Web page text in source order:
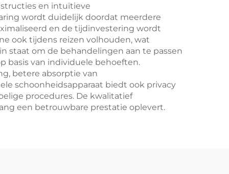
en intuïtieve
wordt duidelijk doordat meerdere
en de tijdinvestering wordt
ook tijdens reizen volhouden, wat
staat om de behandelingen aan te passen
basis van individuele behoeften.
betere absorptie van
schoonheidsapparaat biedt ook privacy
procedures. De kwalitatief
een betrouwbare prestatie oplevert.